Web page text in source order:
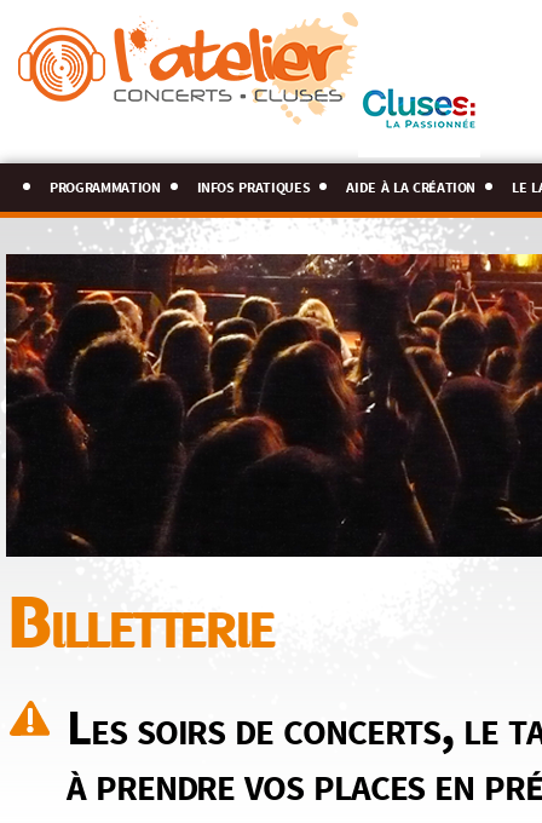
programmation infos pratiques aide à la création le
Billetterie
Les soirs de concerts, le
à prendre vos places en